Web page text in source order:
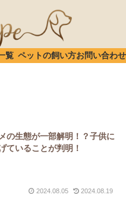
覧 ペットの飼い方お問い合わせ
の生態が一部解明！？子供に
ていることが判明！
2024.08.05 2024.08.19